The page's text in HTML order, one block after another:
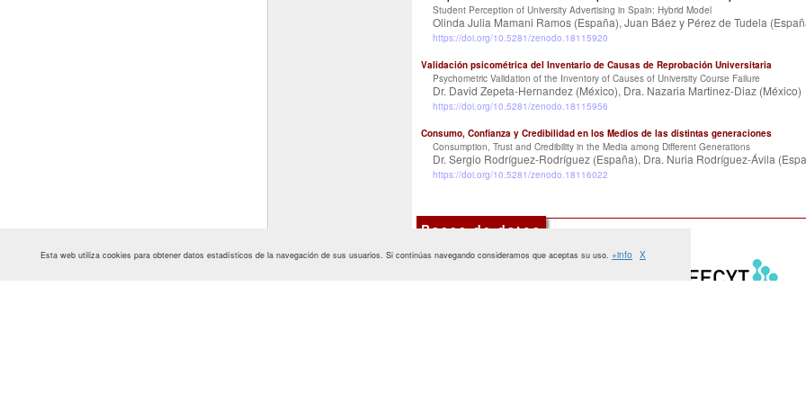
Student Perception of University Advertising in Spain: Hybrid Model
Olinda Julia Mamani Ramos (España), Juan Báez y Pérez de Tudela
https://doi.org/10.5281/zenodo.18115920
Validación psicométrica del Inventario de Causas de Reprobación Universitaria
Psychometric Validation of the Inventory of Causes of University Course Failure
Dr. David Zepeta-Hernandez (México), Dra. Nazaria Martinez-Diaz (México)
https://doi.org/10.5281/zenodo.18115956
Consumo, Confianza y Credibilidad en los Medios de las distintas generaciones
Consumption, Trust and Credibility in the Media among Different Generations
Dr. Sergio Rodríguez-Rodríguez (España), Dra. Nuria Rodríguez-Ávila
https://doi.org/10.5281/zenodo.18116022
Bases de datos
Esta web utiliza cookies para obtener datos estadísticos de la navegación de sus usuarios. Si continúas navegando consideramos que aceptas su uso. +info X